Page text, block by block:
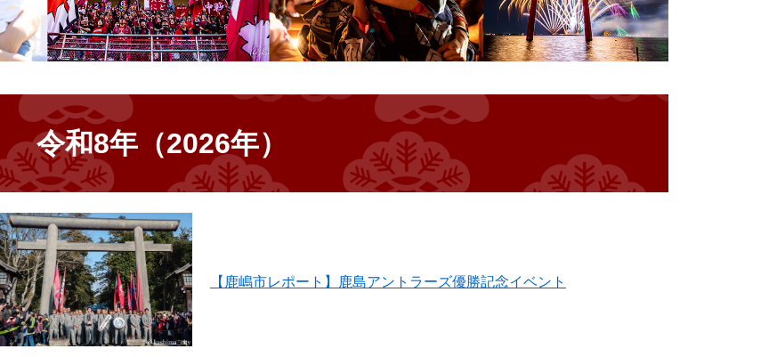
令和8年（2026年）
【鹿嶋市レポート】鹿島アントラーズ優勝記念イベント